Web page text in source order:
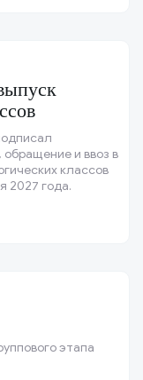
и ввоз в
классов
2027 года.
этапа